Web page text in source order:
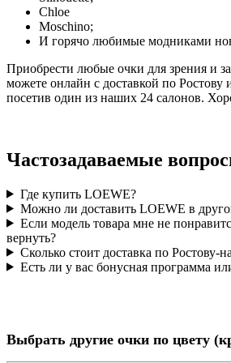
Chloe
Moschino;
И горячо любимые модниками
Приобрести любые очки для зрения и
можете онлайн с доставкой по Ростову
посетив один из наших 24 салонов.
Частозадаваемые
Где купить LOEWE?
Можно ли доставить LOEWE в
Если модель товара мне не
вернуть?
Сколько стоит доставка по Ростову-
Есть ли у вас бонусная программа
Выбрать другие очки по цвету